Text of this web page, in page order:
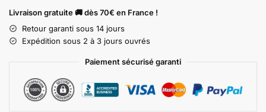
Livraison gratuite 🚚 dès 70€ en France !
Retour garanti sous 14 jours
Expédition sous 2 à 3 jours ouvrés
Paiement sécurisé garanti